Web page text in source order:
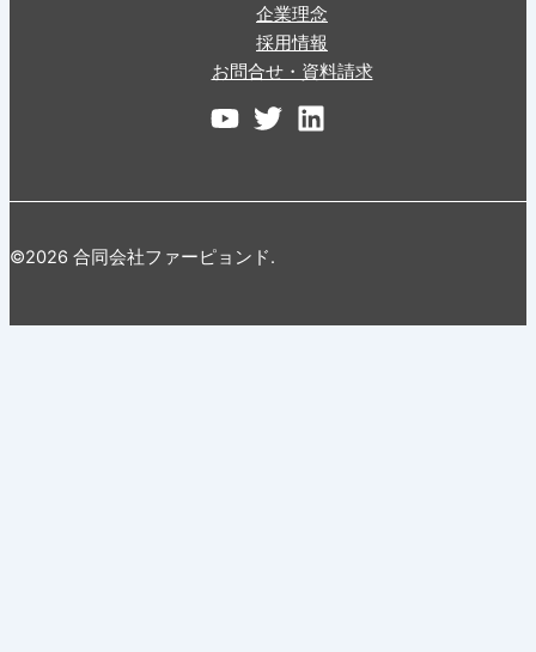
企業理念
採用情報
お問合せ・資料請求
©2026 合同会社ファーピョンド.